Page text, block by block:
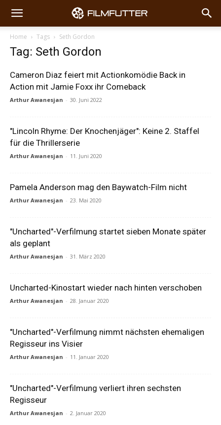
Home Tags Seth Gordon
Tag: Seth Gordon
Cameron Diaz feiert mit Actionkomödie Back in
Action mit Jamie Foxx ihr Comeback
Arthur Awanesjan - 30. Juni 2022
"Lincoln Rhyme: Der Knochenjäger": Keine 2. Staffel
für die Thrillerserie
Arthur Awanesjan - 11. Juni 2020
Pamela Anderson mag den Baywatch-Film nicht
Arthur Awanesjan - 23. Mai 2020
"Uncharted"-Verfilmung startet sieben Monate später
als geplant
Arthur Awanesjan - 31. März 2020
Uncharted-Kinostart wieder nach hinten verschoben
Arthur Awanesjan - 28. Januar 2020
"Uncharted"-Verfilmung nimmt nächsten ehemaligen
Regisseur ins Visier
Arthur Awanesjan - 11. Januar 2020
"Uncharted"-Verfilmung verliert ihren sechsten
Regisseur
Arthur Awanesjan - 2. Januar 2020